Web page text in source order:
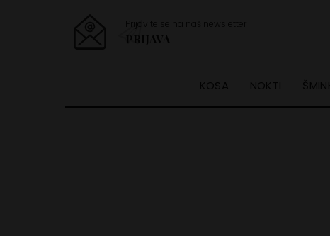
Prijavite se na naš newsletter
PRIJAVA
KOSA NOKTI